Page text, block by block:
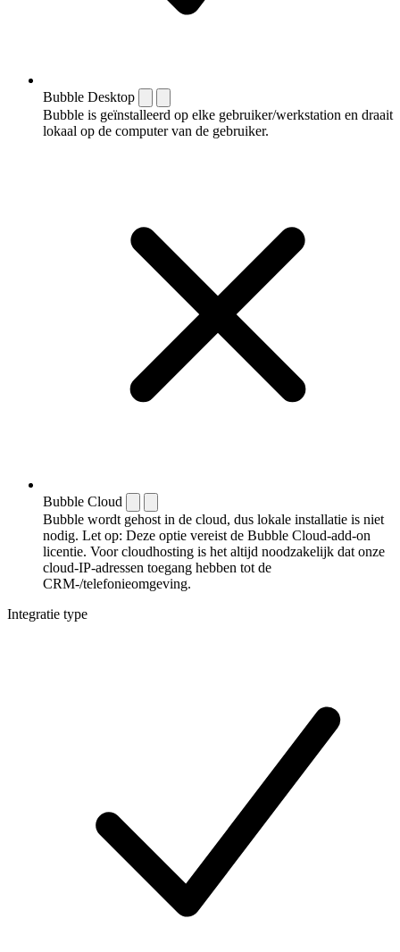
Bubble Desktop
Bubble is geïnstalleerd op elke gebruiker/werkstation en draait
lokaal op de computer van de gebruiker.
Bubble Cloud
Bubble wordt gehost in de cloud, dus lokale installatie is niet
nodig. Let op: Deze optie vereist de Bubble Cloud-add-on
licentie. Voor cloudhosting is het altijd noodzakelijk dat onze
cloud-IP-adressen toegang hebben tot de
CRM-/telefonieomgeving.
Integratie type